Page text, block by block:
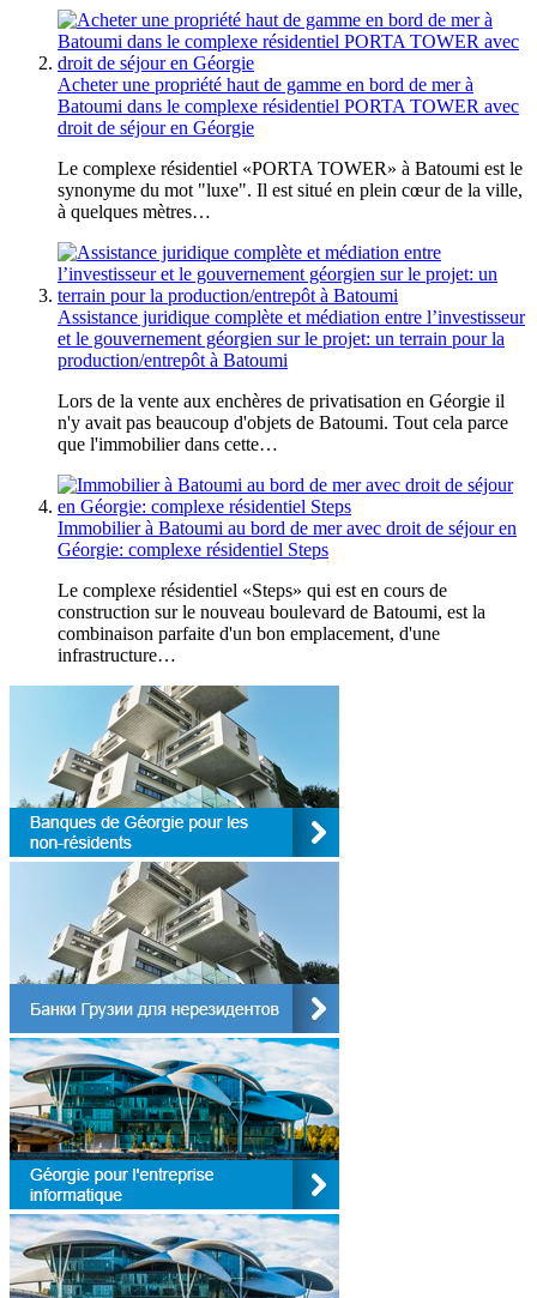
Acheter une propriété haut de gamme en bord de mer à
Batoumi dans le complexe résidentiel PORTA TOWER avec
droit de séjour en Géorgie
Le complexe résidentiel «PORTA TOWER» à Batoumi est le
synonyme du mot "luxe". Il est situé en plein cœur de la ville,
à quelques mètres…
Assistance juridique complète et médiation entre l’investisseur
et le gouvernement géorgien sur le projet: un terrain pour la
production/entrepôt à Batoumi
Lors de la vente aux enchères de privatisation en Géorgie il
n'y avait pas beaucoup d'objets de Batoumi. Tout cela parce
que l'immobilier dans cette…
Immobilier à Batoumi au bord de mer avec droit de séjour en
Géorgie: complexe résidentiel Steps
Le complexe résidentiel «Steps» qui est en cours de
construction sur le nouveau boulevard de Batoumi, est la
combinaison parfaite d'un bon emplacement, d'une
infrastructure…